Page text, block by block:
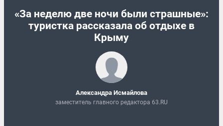
«За неделю две ночи были страшные»:
туристка рассказала об отдыхе в
Крыму
Александра Исмайлова
заместитель главного редактора 63.RU